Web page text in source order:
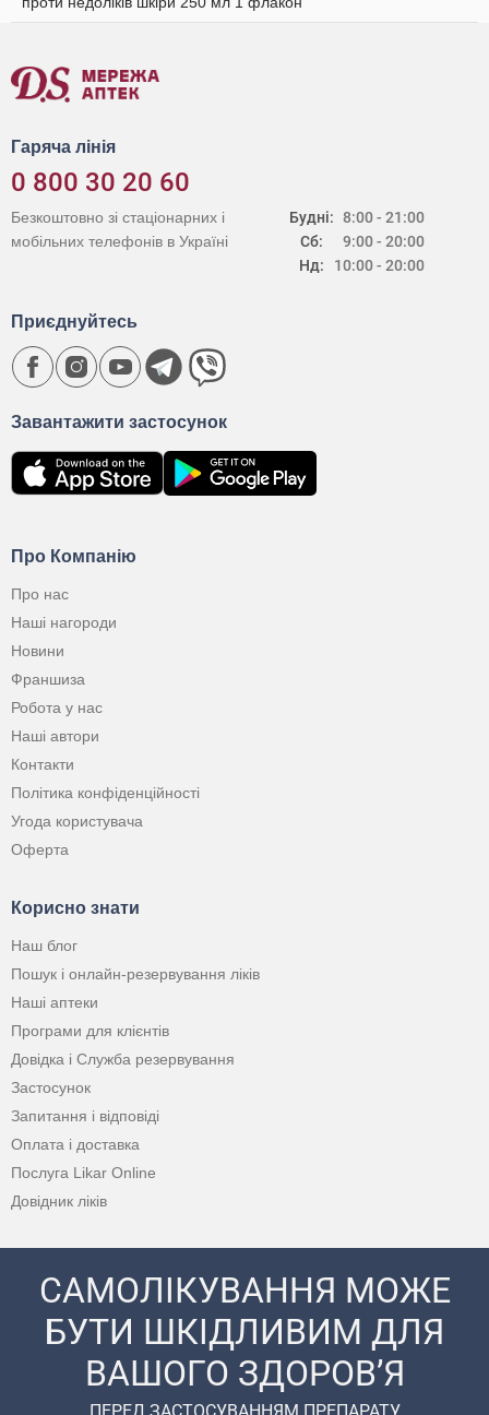
Гаряча лінія
0 800 30 20 60
Будні:
Сб:
Нд:
8:00 - 21:00
9:00 - 20:00
10:00 - 20:00
Безкоштовно зі стаціонарних і
мобільних телефонів в Україні
Про Компанію
Про нас
Наші нагороди
Новини
Франшиза
Робота у нас
Наші автори
Контакти
Політика конфіденційності
Угода користувача
Оферта
Корисно знати
Наш блог
Пошук і онлайн-резервування ліків
Наші аптеки
Програми для клієнтів
Довідка і Служба резервування
Застосунок
Запитання і відповіді
Оплата і доставка
Послуга Likar Online
Довідник ліків
Завантажити застосунок
Приєднуйтесь
САМОЛІКУВАННЯ МОЖЕ
БУТИ ШКІДЛИВИМ ДЛЯ
ВАШОГО ЗДОРОВ’Я